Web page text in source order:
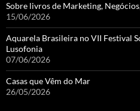
Sobre livros de Marketing,
15/06/2026
Aquarela Brasileira no VII Festival
Lusofonia
07/06/2026
Casas que Vêm do Mar
26/05/2026